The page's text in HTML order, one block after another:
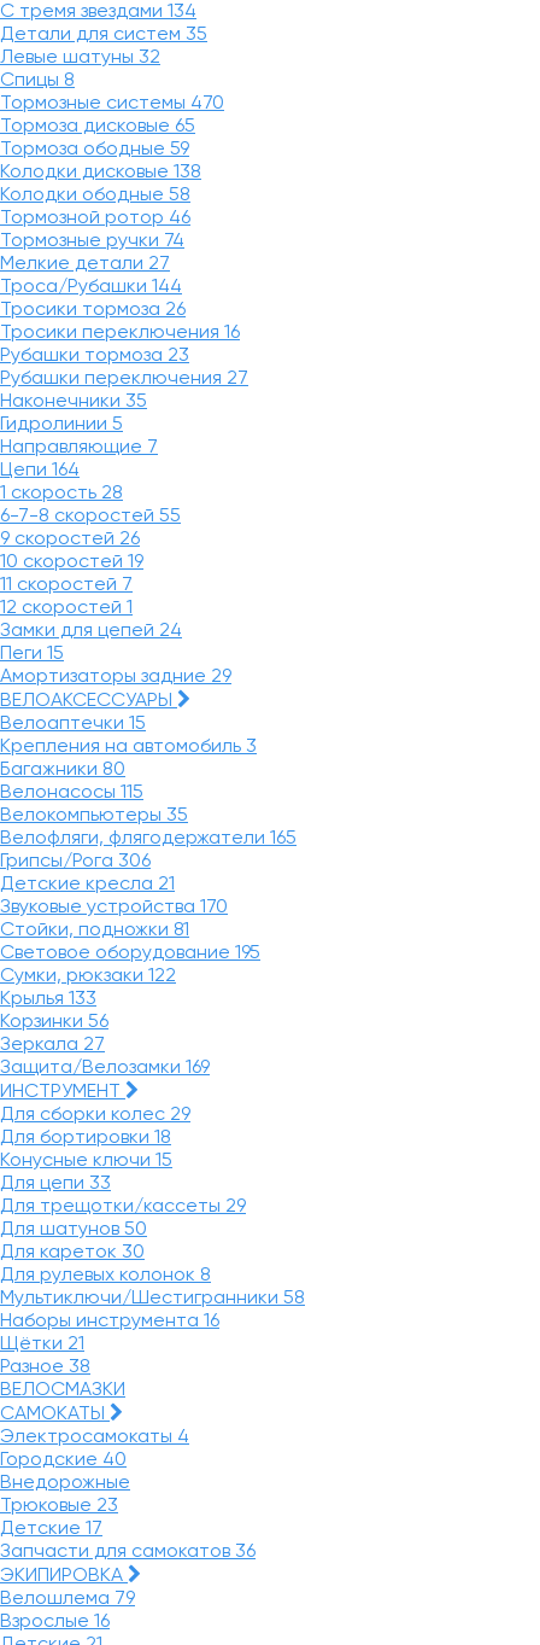
С тремя звездами 134
Детали для систем 35
Левые шатуны 32
Спицы 8
Тормозные системы 470
Тормоза дисковые 65
Тормоза ободные 59
Колодки дисковые 138
Колодки ободные 58
Тормозной ротор 46
Тормозные ручки 74
Мелкие детали 27
Троса/Рубашки 144
Тросики тормоза 26
Тросики переключения 16
Рубашки тормоза 23
Рубашки переключения 27
Наконечники 35
Гидролинии 5
Направляющие 7
Цепи 164
1 скорость 28
6-7-8 скоростей 55
9 скоростей 26
10 скоростей 19
11 скоростей 7
12 скоростей 1
Замки для цепей 24
Пеги 15
Амортизаторы задние 29
ВЕЛОАКСЕССУАРЫ
Велоаптечки 15
Крепления на автомобиль 3
Багажники 80
Велонасосы 115
Велокомпьютеры 35
Велофляги, флягодержатели 165
Грипсы/Рога 306
Детские кресла 21
Звуковые устройства 170
Стойки, подножки 81
Световое оборудование 195
Сумки, рюкзаки 122
Крылья 133
Корзинки 56
Зеркала 27
Защита/Велозамки 169
ИНСТРУМЕНТ
Для сборки колес 29
Для бортировки 18
Конусные ключи 15
Для цепи 33
Для трещотки/кассеты 29
Для шатунов 50
Для кареток 30
Для рулевых колонок 8
Мультиключи/Шестигранники 58
Наборы инструмента 16
Щётки 21
Разное 38
ВЕЛОСМАЗКИ
САМОКАТЫ
Электросамокаты 4
Городские 40
Внедорожные
Трюковые 23
Детские 17
Запчасти для самокатов 36
ЭКИПИРОВКА
Велошлема 79
Взрослые 16